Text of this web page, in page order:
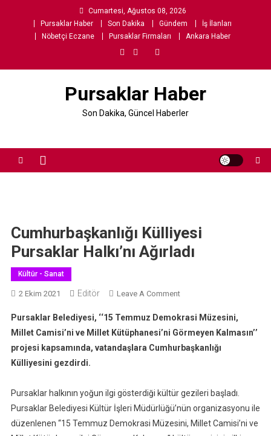
Cumartesi, Ağustos 08, 2026
Pursaklar Haber
Son Dakika Gündem
İş İlanları
Nöbetçi Eczane
Pursaklar Firmaları Ankara Haber
Pursaklar Haber
Son Dakika, Güncel Haberler
Cumhurbaşkanlığı Külliyesi
Pursaklar Halkı’nı Ağırladı
Kültür - Sanat
2 Ekim 2021 Editör Leave A CommentOn
Külliyesi
Pursaklar
Halkı’nı
Pursaklar Belediyesi, ‘‘15 Temmuz Demokrasi Müzesini,
Millet Camisi’ni ve Millet Kütüphanesi’ni Görmeyen Kalmasın’’
projesi kapsamında, vatandaşlara Cumhurbaşkanlığı
Külliyesini gezdirdi.
Pursaklar halkının yoğun ilgi gösterdiği kültür gezileri başladı.
Pursaklar Belediyesi Kültür İşleri Müdürlüğü’nün organizasyonu ile
düzenlenen ‘‘15 Temmuz Demokrasi Müzesini, Millet Camisi’ni ve